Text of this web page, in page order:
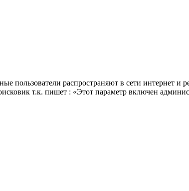
пользователи распространяют в сети интернет и
т.к. пишет : «Этот параметр включен